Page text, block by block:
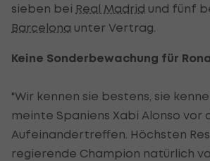
sieben bei Real Madrid und fünf
Barcelona unter Vertrag.
Keine Sonderbewachung für
"Wir kennen sie bestens, sie
meinte Spaniens Xabi Alonso vor
Aufeinandertreffen. Höchsten
regierende Champion natürlich